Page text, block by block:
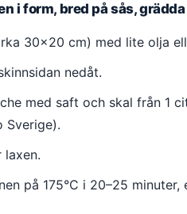
i form, bred på sås, grädda
30×20 cm) med lite olja
nedåt.
med saft och skal från 1
Sverige).
laxen.
på 175°C i 20–25